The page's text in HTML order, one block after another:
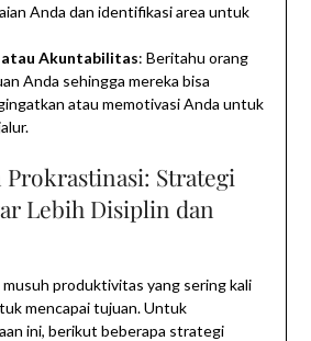
Anda dan identifikasi area untuk
atau Akuntabilitas: Beritahu orang
Anda sehingga mereka bisa
atau memotivasi Anda untuk
Strategi
Lebih Disiplin dan
produktivitas yang sering kali
mencapai tujuan. Untuk
ini, berikut beberapa strategi